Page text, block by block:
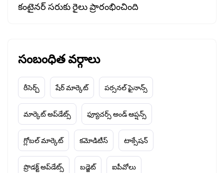
కంటైనర్ సరుకు రైలు ప్రారంభించింది
సంబంధిత వర్గాలు
రీసెర్చ్ షేర్ మార్కెట్ పర్సనల్ ఫైనాన్స్
మార్కెట్ అప్‌డేట్స్ ఫ్యూచర్స్ అండ్ ఆప్షన్స్
గ్లోబల్ మార్కెట్ కమోడిటీస్ టాక్సేషన్
ప్రొడక్ట్ అప్‌డేట్స్ బడ్జెట్ ఐపీవోలు